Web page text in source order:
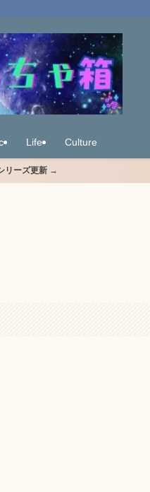
Life Culture
リーズ更新 →